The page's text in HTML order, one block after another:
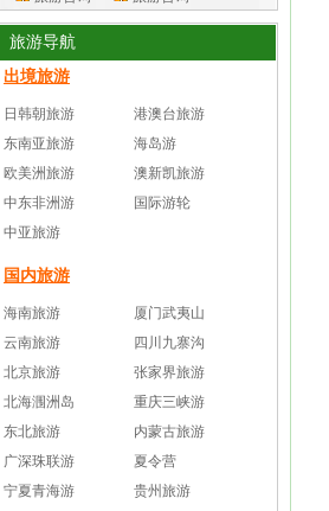
旅游导航
出境旅游
日韩朝旅游
港澳台旅游
东南亚旅游
海岛游
欧美洲旅游
澳新凯旅游
中东非洲游
国际游轮
中亚旅游
国内旅游
海南旅游
厦门武夷山
云南旅游
四川九寨沟
北京旅游
张家界旅游
北海涠洲岛
重庆三峡游
东北旅游
内蒙古旅游
广深珠联游
夏令营
宁夏青海游
贵州旅游